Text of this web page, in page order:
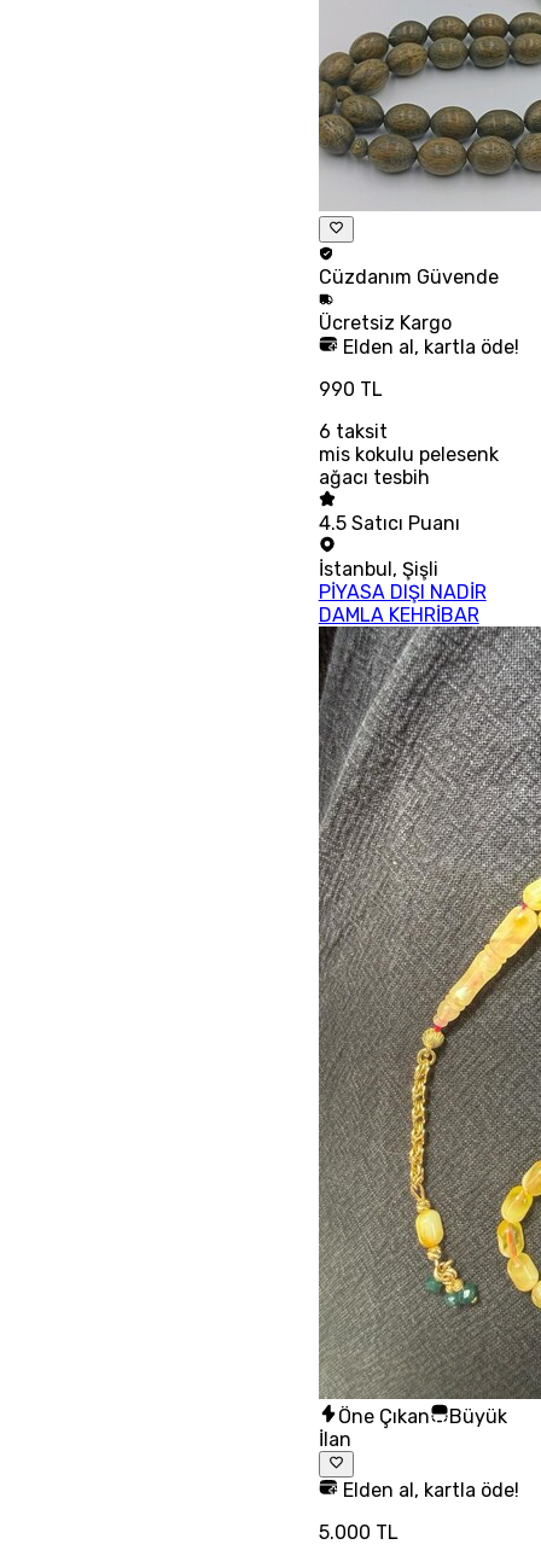
Cüzdanım Güvende
Ücretsiz Kargo
Elden al, kartla öde!
990 TL
6 taksit
mis kokulu pelesenk
ağacı tesbih
4.5 Satıcı Puanı
İstanbul, Şişli
PİYASA DIŞI NADİR
DAMLA KEHRİBAR
Öne Çıkan
Büyük
İlan
Elden al, kartla öde!
5.000 TL